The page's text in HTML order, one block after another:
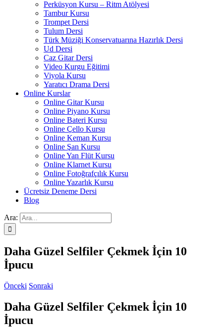
Perküsyon Kursu – Ritm Atölyesi
Tambur Kursu
Trompet Dersi
Tulum Dersi
Türk Müziği Konservatuarına Hazırlık Dersi
Ud Dersi
Caz Gitar Dersi
Video Kurgu Eğitimi
Viyola Kursu
Yaratıcı Drama Dersi
Online Kurslar
Online Gitar Kursu
Online Piyano Kursu
Online Bateri Kursu
Online Çello Kursu
Online Keman Kursu
Online Şan Kursu
Online Yan Flüt Kursu
Online Klarnet Kursu
Online Fotoğrafçılık Kursu
Online Yazarlık Kursu
Ücretsiz Deneme Dersi
Blog
Ara:
Daha Güzel Selfiler Çekmek İçin 10
İpucu
Önceki Sonraki
Daha Güzel Selfiler Çekmek İçin 10
İpucu